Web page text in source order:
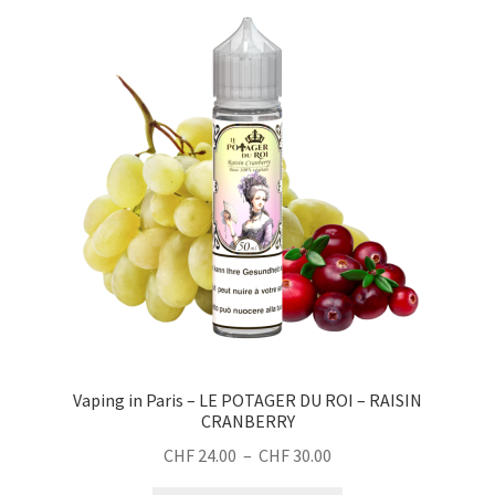
page
du
produit
Vaping in Paris – LE POTAGER DU ROI – RAISIN
CRANBERRY
CHF 24.00 – CHF30.00